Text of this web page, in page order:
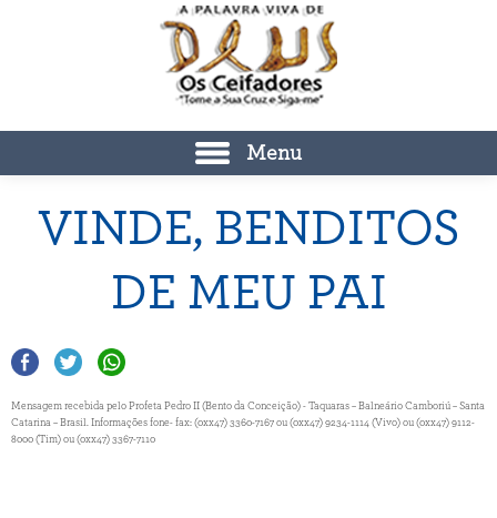
Menu
VINDE, BENDITOS
DE MEU PAI
Mensagem recebida pelo Profeta Pedro II (Bento da Conceição) - Taquaras – Balneário Camboriú – Santa
Catarina – Brasil. Informações fone- fax: (0xx47) 3360-7167 ou (0xx47) 9234-1114 (Vivo) ou (0xx47) 9112-
8000 (Tim) ou (0xx47) 3367-7110